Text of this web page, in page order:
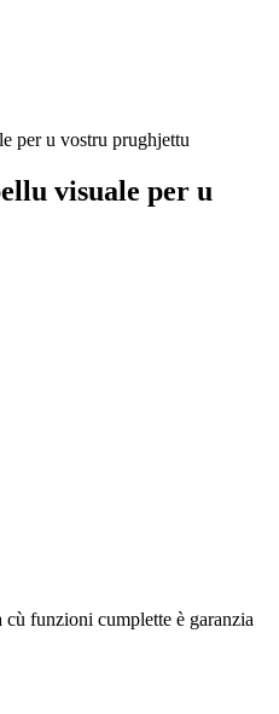
visuale per u
funzioni cumplette è garanzia